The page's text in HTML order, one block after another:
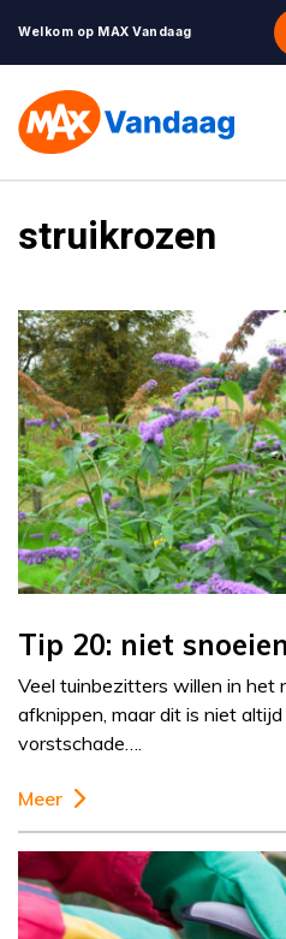
Welkom op MAX Vandaag
struikrozen
Tip 20: niet snoeien
Veel tuinbezitters willen in het
afknippen, maar dit is niet
vorstschade….
Meer